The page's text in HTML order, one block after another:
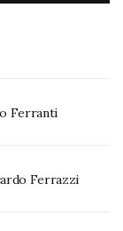
Ferranti
Ferrazzi